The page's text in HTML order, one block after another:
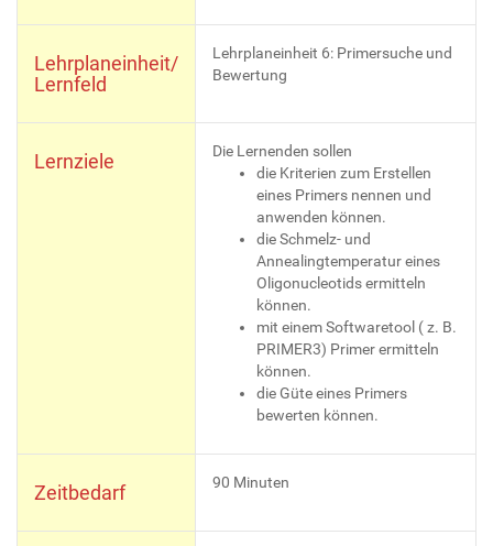
Lehrplaneinheit/
Lernfeld
Lehrplaneinheit 6: Primersuche und
Bewertung
Lernziele
Die Lernenden sollen
die Kriterien zum Erstellen
eines Primers nennen und
anwenden können.
die Schmelz- und
Annealingtemperatur eines
Oligonucleotids ermitteln
können.
mit einem Softwaretool ( z. B.
PRIMER3) Primer ermitteln
können.
die Güte eines Primers
bewerten können.
Zeitbedarf 90 Minuten